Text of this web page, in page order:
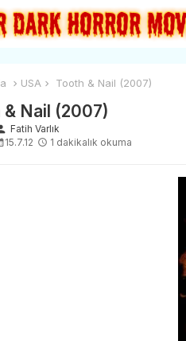
USA Tooth & Nail (2007)
& Nail (2007)
Fatih Varlık
15.7.12
1 dakikalık okuma